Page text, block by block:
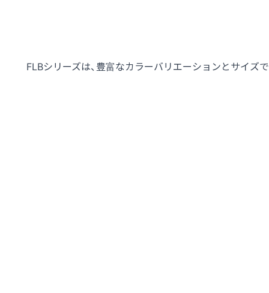
FLBシリーズは、豊富なカラーバリエーションとサイ